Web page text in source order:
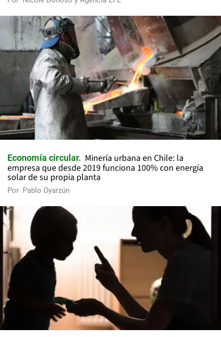
Economía circular
Minería urbana en Chile: la
empresa que desde 2019 funciona 100% con energía
solar de su propia planta
Por Pablo Oyarzún